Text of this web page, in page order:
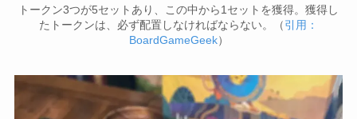
トークン3つが5セットあり、この中から1セットを獲得。獲得し
たトークンは、必ず配置しなければならない。（ 引用：
BoardGameGeek）